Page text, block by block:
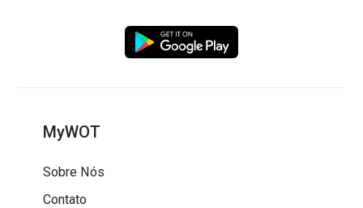
MyWOT
Sobre Nós
Contato